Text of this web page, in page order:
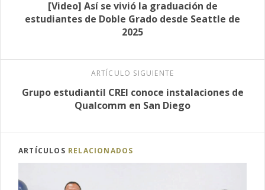
[Video] Así se vivió la graduación de
estudiantes de Doble Grado desde Seattle de
2025
ARTÍCULO SIGUIENTE
Grupo estudiantil CREI conoce instalaciones de
Qualcomm en San Diego
ARTÍCULOS RELACIONADOS